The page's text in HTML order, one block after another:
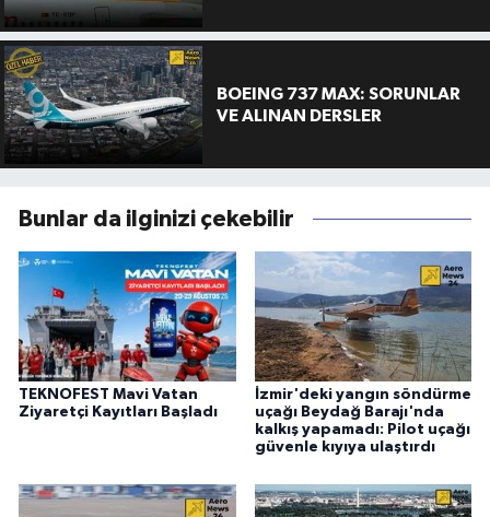
BOEING 737 MAX: SORUNLAR
VE ALINAN DERSLER
Bunlar da ilginizi çekebilir
TEKNOFEST Mavi Vatan
Ziyaretçi Kayıtları Başladı
İzmir'deki yangın söndürme
uçağı Beydağ Barajı'nda
kalkış yapamadı: Pilot uçağı
güvenle kıyıya ulaştırdı